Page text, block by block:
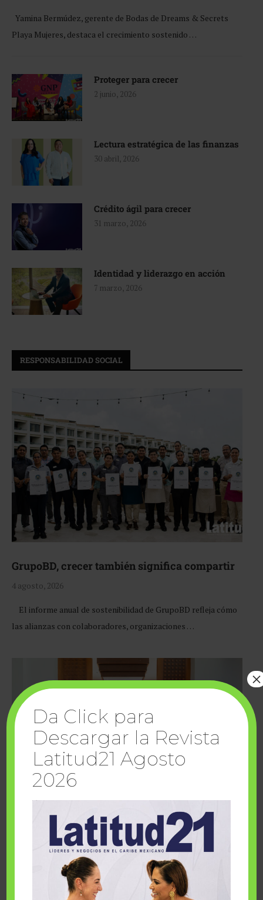
Yamina Bermúdez, gerente de Bodas de Dreams & Secrets
Playa Mujeres, destaca el crecimiento sostenido …
Proteger para crecer
2 junio, 2026
Lectura estratégica de las finanzas
30 abril, 2026
Crédito ágil para crecer
31 marzo, 2026
Identidad y liderazgo en acción
7 marzo, 2026
RESPONSABILIDAD SOCIAL
GrupoBD, crecer también significa compartir
4 agosto, 2026
El informe anual de sostenibilidad de GrupoBD refleja cómo
las alianzas con colaboradores, organizaciones …
Cuando la solidaridad inspira; cumplen
sueños Fairmont Mayakoba y Make-A-Wish
Da Click para
Descargar la Revista
Latitud21 Agosto
2026
×